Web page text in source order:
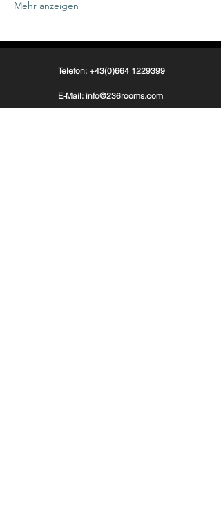
Mehr anzeigen
Telefon: +43(0)664 1229399
E-Mail: info@236rooms.com